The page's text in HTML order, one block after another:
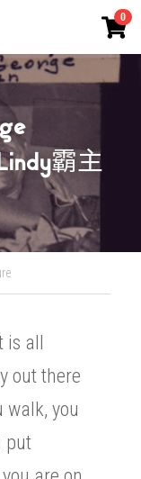
0
霸主
is all
out there
walk, you
put
×